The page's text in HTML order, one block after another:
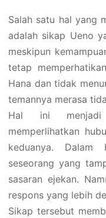
Salah satu hal yang
adalah sikap Ueno
meskipun
tetap
Hana dan tidak
temannya merasa
Hal ini
memperlihatkan
keduanya. Dalam
seseorang yang
sasaran ejekan.
respons yang lebih
Sikap tersebut